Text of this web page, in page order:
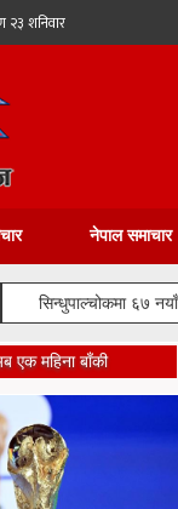
नेपाल समाचार
१२८ मेगावाट
एक महिना बाँकी